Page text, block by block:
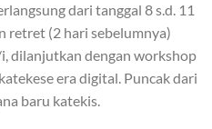
dari tanggal 8 s.d. 11
retret (2 hari sebelumnya)
dilanjutkan dengan workshop
era digital. Puncak dari
baru katekis.